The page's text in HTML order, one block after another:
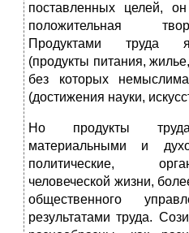
поставленных целей,
положительная
Продуктами труда
(продукты питания,
без которых
(достижения науки,
Но продукты
материальными и
политические,
человеческой жизни,
общественного
результатами труда.